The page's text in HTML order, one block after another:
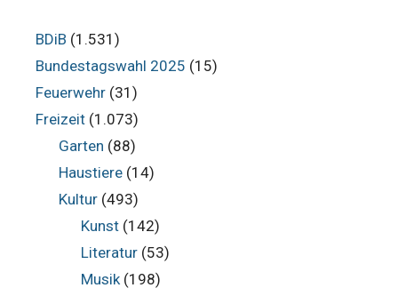
BDiB (1.531)
Bundestagswahl 2025 (15)
Feuerwehr (31)
Freizeit (1.073)
Garten (88)
Haustiere(14)
Kultur(493)
Kunst (142)
Literatur (53)
Musik(198)